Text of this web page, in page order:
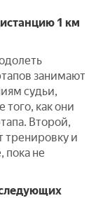
1 км
занимают
судьи,
как они
Второй,
тренировку и
пока не